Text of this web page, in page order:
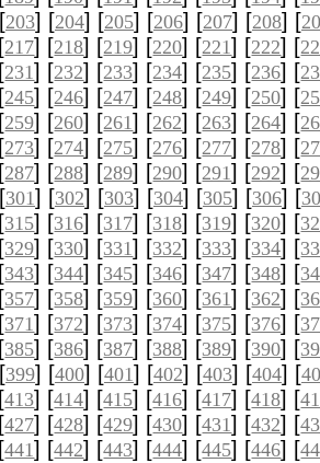
[203] [204] [205] [206] [207] [208] [
[217] [218] [219] [220] [221] [222] [
[231] [232] [233] [234] [235] [236] [
[245] [246] [247] [248] [249] [250] [
[259] [260] [261] [262] [263] [264] [
[273] [274] [275] [276] [277] [278] [
[287] [288] [289] [290] [291] [292] [
[301] [302] [303] [304] [305] [306] [
[315] [316] [317] [318] [319] [320] [
[329] [330] [331] [332] [333] [334] [
[343] [344] [345] [346] [347] [348] [
[357] [358] [359] [360] [361] [362] [
[371] [372] [373] [374] [375] [376] [
[385] [386] [387] [388] [389] [390] [
[399] [400] [401] [402] [403] [404] [
[413] [414] [415] [416] [417] [418] [
[427] [428] [429] [430] [431] [432] [
[441] [442] [443] [444] [445] [446] [